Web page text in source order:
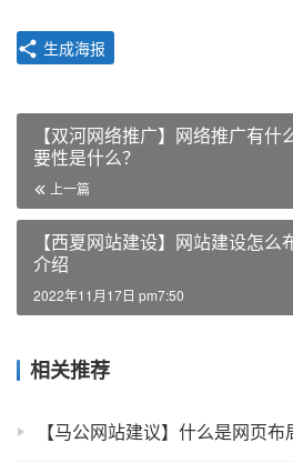
生成海报
【双河网络推广】网络推广有
要性是什么？
上一篇
【西夏网站建设】网站建设怎
介绍
2022年11月17日 pm7:50
相关推荐